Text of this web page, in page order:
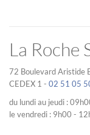
La Roche
72 Boulevard Aristide
CEDEX 1 - 02 51 05
du lundi au jeudi :
le vendredi : 9h00 -